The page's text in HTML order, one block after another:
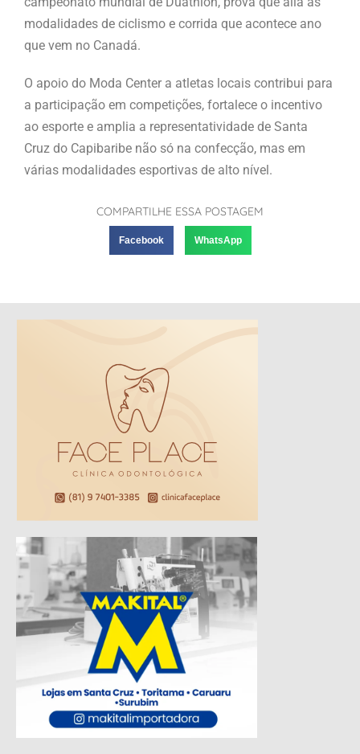
modalidades de ciclismo e corrida que acontece ano
que vem no Canadá.
O apoio do Moda Center a atletas locais contribui para
a participação em competições, fortalece o incentivo
ao esporte e amplia a representatividade de Santa
Cruz do Capibaribe não só na confecção, mas em
várias modalidades esportivas de alto nível.
COMPARTILHE ESSA POSTAGEM
Facebook WhatsApp